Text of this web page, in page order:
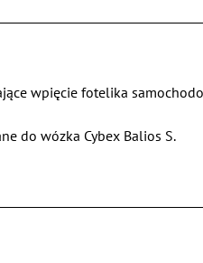
wpięcie fotelika
do wózka Cybex Balios S.